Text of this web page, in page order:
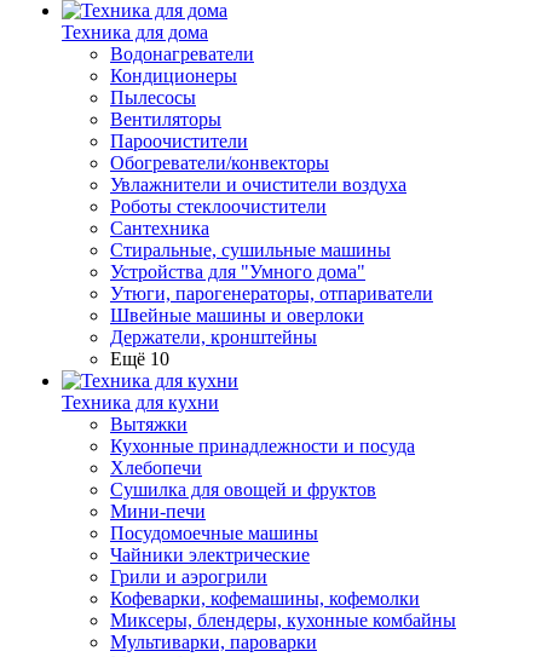
Техника для дома
Водонагреватели
Кондиционеры
Пылесосы
Вентиляторы
Пароочистители
Обогреватели/конвекторы
Увлажнители и очистители воздуха
Роботы стеклоочистители
Сантехника
Стиральные, сушильные машины
Устройства для "Умного дома"
Утюги, парогенераторы, отпариватели
Швейные машины и оверлоки
Держатели, кронштейны
Ещё 10
Техника для кухни
Вытяжки
Кухонные принадлежности и посуда
Хлебопечи
Сушилка для овощей и фруктов
Мини-печи
Посудомоечные машины
Чайники электрические
Грили и аэрогрили
Кофеварки, кофемашины, кофемолки
Миксеры, блендеры, кухонные комбайны
Мультиварки, пароварки